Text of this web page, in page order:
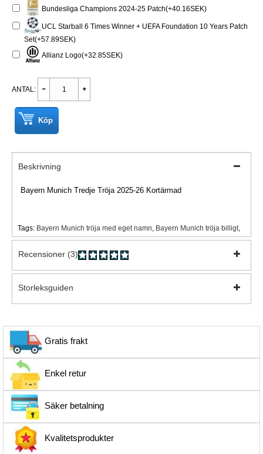
Bundesliga Champions 2024-25 Patch(+40.16SEK)
UCL Starball 6 Times Winner + UEFA Foundation 10 Years Patch
Set(+57.89SEK)
Allianz Logo(+32.85SEK)
ANTAL:
Köp
Beskrivning
Bayern Munich Tredje Tröja 2025-26 Kortärmad
Tags: Bayern Munich tröja med eget namn Bayern Munich tröja billigt
Recensioner (3)
Storleksguiden
Gratis frakt
Enkel retur
Säker betalning
Kvalitetsprodukter